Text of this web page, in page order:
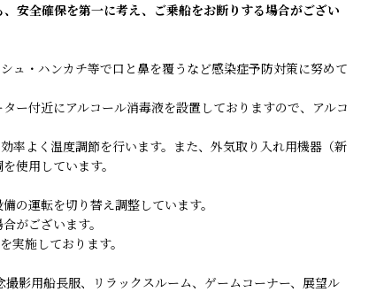
安全確保を第一に考え、ご乗船をお断りする場合がござい
ュ・ハンカチ等で口と鼻を覆うなど感染症予防対策に努めて
ー付近にアルコール消毒液を設置しておりますので、アルコ
率よく温度調節を行います。また、外気取り入れ用機器（新
使用しています。
の運転を切り替え調整しています。
がございます。
実施しております。
影用船長服、リラックスルーム、ゲームコーナー、展望ル